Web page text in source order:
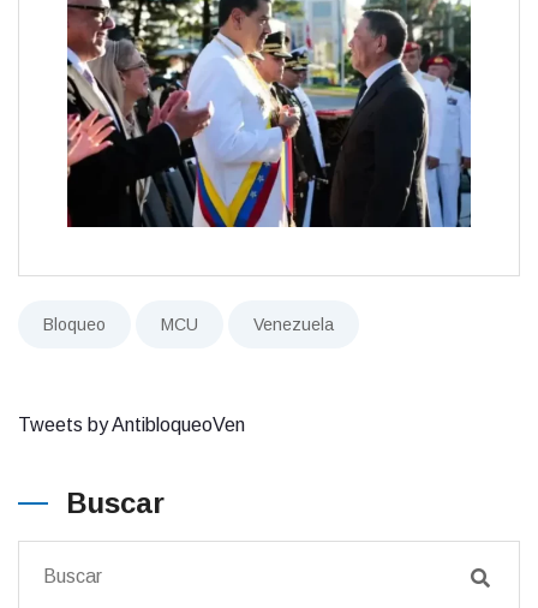
Bloqueo MCU Venezuela
Tweets by AntibloqueoVen
Buscar